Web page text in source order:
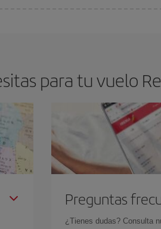
para tu vuelo
Preguntas
¿Tienes dudas? Consulta